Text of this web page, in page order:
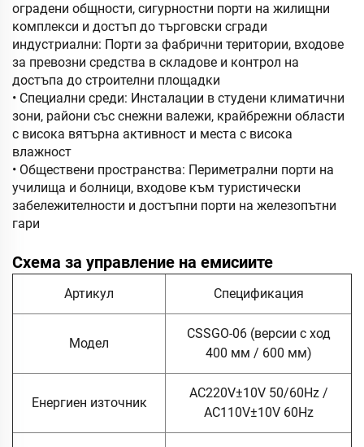
оградени общности, сигурностни порти на жилищни
комплекси и достъп до търговски сгради
индустриални: Порти за фабрични територии, входове
за превозни средства в складове и контрол на
достъпа до строителни площадки
• Специални среди: Инсталации в студени климатични
зони, райони със снежни валежи, крайбрежни области
с висока вятърна активност и места с висока
влажност
• Обществени пространства: Периметрални порти на
училища и болници, входове към туристически
забележителности и достъпни порти на железопътни
гари
Схема за управление на емисиите
Артикул Спецификация
Модел
CSSGO-06 (версии с ход
400 мм / 600 мм)
Енергиен източник
AC220V±10V 50/60Hz /
AC110V±10V 60Hz